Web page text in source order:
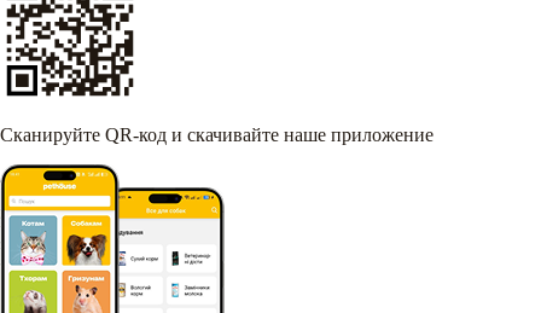
Сканируйте QR-код и скачивайте наше приложение